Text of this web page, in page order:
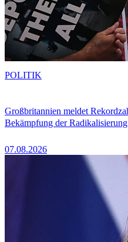
Großbritannien meldet
Bekämpfung der Radikalisierung
07.08.2026
POLITIK